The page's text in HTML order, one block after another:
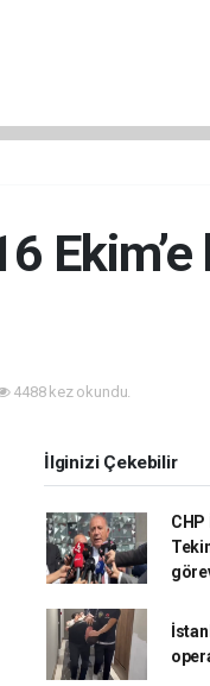
Ekim’e
4488 kez okundu.
İlginizi Çekebilir
CHP